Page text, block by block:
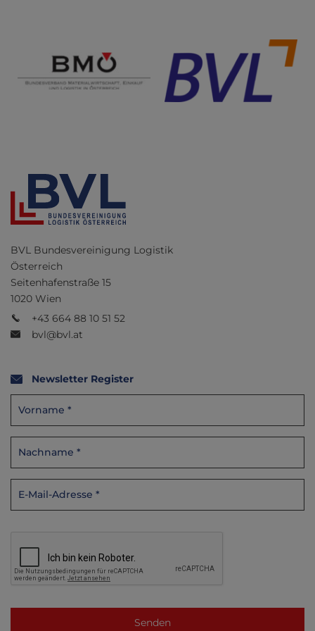
BVL Bundesvereinigung Logistik
Österreich
Seitenhafenstraße 15
1020 Wien
+43 664 88 10 51 52
bvl@bvl.at
Newsletter Register